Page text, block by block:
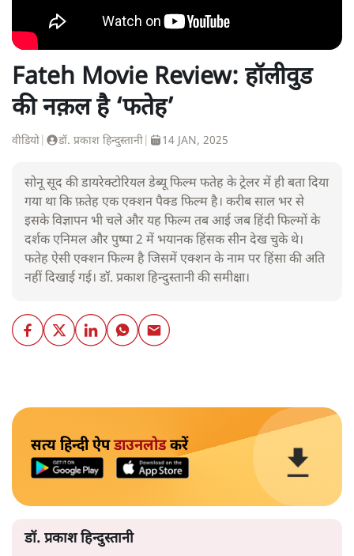
Fateh Movie Review: हॉलीवुड
की नक़ल है ‘फतेह’
वीडियो डॉ. प्रकाश हिन्दुस्तानी 14 JAN, 2025
सोनू सूद की डायरेक्टोरियल डेब्यू फिल्म फतेह के ट्रेलर में ही बता दिया
गया था कि फ़तेह एक एक्शन पैक्ड फिल्म है। करीब साल भर से
इसके विज्ञापन भी चले और यह फिल्म तब आई जब हिंदी फिल्मों के
दर्शक एनिमल और पुष्पा 2 में भयानक हिंसक सीन देख चुके थे।
फतेह ऐसी एक्शन फिल्म है जिसमें एक्शन के नाम पर हिंसा की अति
नहीं दिखाई गई। डॉ. प्रकाश हिन्दुस्तानी की समीक्षा।
सत्य हिन्दी ऐपडाउनलोडकरें
डॉ. प्रकाश हिन्दुस्तानी